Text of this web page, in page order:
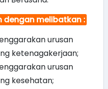
dengan melibatkan :
urusan
ketenagakerjaan;
urusan
kesehatan;